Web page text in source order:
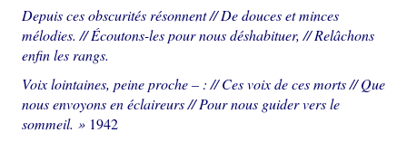
Depuis ces obscurités résonnent // De douces et minces
mélodies. // Écoutons-les pour nous déshabituer, // Relâchons
enfin les rangs.
Voix lointaines, peine proche – : // Ces voix de ces morts // Que
nous envoyons en éclaireurs // Pour nous guider vers le
sommeil. » 1942